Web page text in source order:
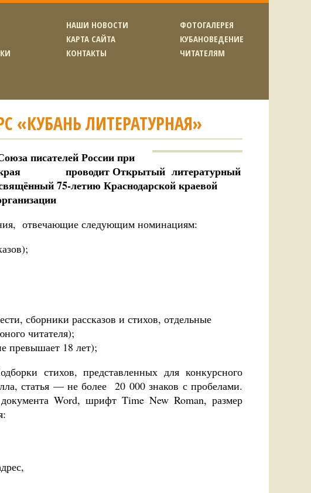
НАШИ НОВОСТИ
КАРТА САЙТА
КОНТАКТЫ
ФОТОГАЛЕРЕЯ
КУБАНОВЕДЕНИЕ
ЧИТАТЕЛЯМ
«КУБАНЬ ЛИТЕРАТУРНАЯ»
писателей России при
проводит Открытый литературный
75-летию Краснодарской краевой
отвечающие следующим номинациям:
сборники рассказов и стихов, отдельные
читателя);
превышает 18 лет);
стихов, представленных для конкурсного
статья — не более 20 000 знаков с пробелами.
Word, шрифт Time New Roman, размер